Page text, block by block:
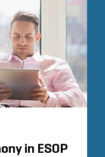
in ESOP